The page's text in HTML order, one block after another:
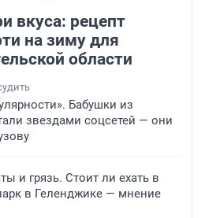
вкуса: рецепт
на зиму для
области
Бабушки из
звездами соцсетей — они
и грязь. Стоит ли ехать в
в Геленджике — мнение